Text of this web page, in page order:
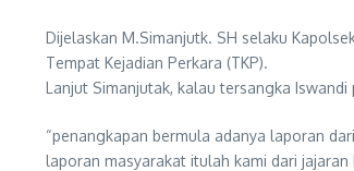
Dijelaskan M.Simanjutk. SH selaku
Tempat Kejadian Perkara (TKP).
Lanjut Simanjutak, kalau tersangka
“penangkapan bermula adanya laporan
laporan masyarakat itulah kami dari